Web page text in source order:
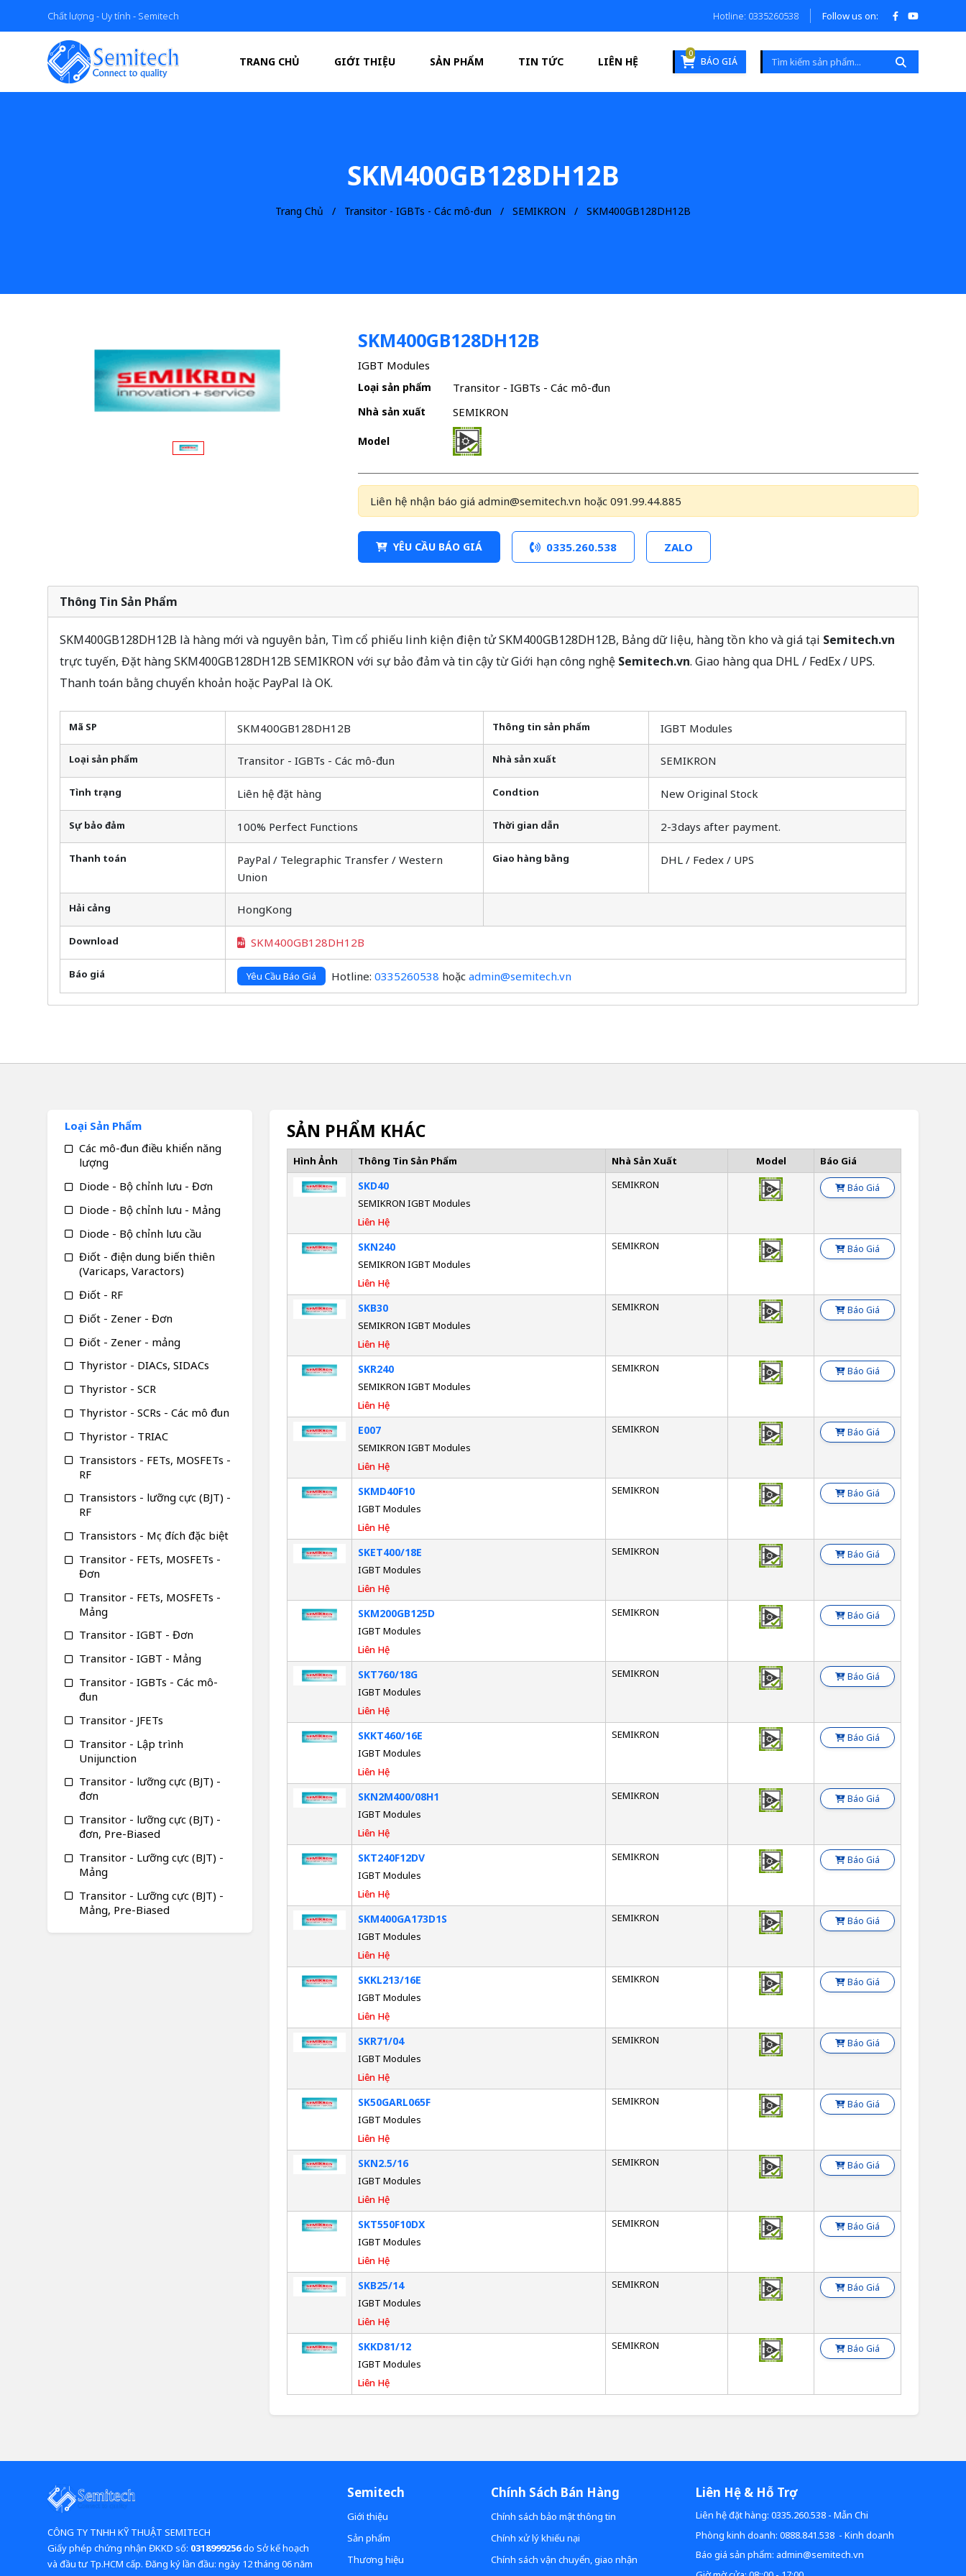
Chất lượng - Uy tính - Semitech Hotline: 0335260538 Follow us on:
TRANG CHỦ GIỚI THIỆU SẢN PHẨM TIN TỨC LIÊN HỆ
0
BÁO GIÁ
SKM400GB128DH12B
Trang Chủ Transitor - IGBTs - Các mô-đun SEMIKRON SKM400GB128DH12B
SKM400GB128DH12B
IGBT Modules
Loại sản phẩm Transitor - IGBTs - Các mô-đun
Nhà sản xuất SEMIKRON
Model
Liên hệ nhận báo giá admin@semitech.vn hoặc 091.99.44.885
YÊU CẦU BÁO GIÁ 0335.260.538 ZALO
Thông Tin Sản Phẩm
SKM400GB128DH12B là hàng mới và nguyên bản, Tìm cổ phiếu linh kiện điện tử SKM400GB128DH12B, Bảng dữ liệu, hàng tồn kho và giá tại Semitech.vn
trực tuyến, Đặt hàng SKM400GB128DH12B SEMIKRON với sự bảo đảm và tin cậy từ Giới hạn công nghệ Semitech.vn. Giao hàng qua DHL / FedEx / UPS.
Thanh toán bằng chuyển khoản hoặc PayPal là OK.
Mã SP SKM400GB128DH12B Thông tin sản phẩm IGBT Modules
Loại sản phẩm Transitor - IGBTs - Các mô-đun Nhà sản xuất SEMIKRON
Tình trạng Liên hệ đặt hàng Condtion New Original Stock
Sự bảo đảm 100% Perfect Functions Thời gian dẫn 2-3days after payment.
Thanh toán
PayPal / Telegraphic Transfer / Western
Union
Giao hàng bằng DHL / Fedex / UPS
Hải cảng HongKong
Download SKM400GB128DH12B
Báo giá Yêu Cầu Báo Giá Hotline: 0335260538 hoặc admin@semitech.vn
SẢN PHẨM KHÁC
Hình Ảnh Thông Tin Sản Phẩm Nhà Sản Xuất Model Báo Giá
SKD40
SEMIKRON IGBT Modules
Liên Hệ
SEMIKRON Báo Giá
SKN240
SEMIKRON IGBT Modules
Liên Hệ
SEMIKRON Báo Giá
SKB30
SEMIKRON IGBT Modules
Liên Hệ
SEMIKRON Báo Giá
SKR240
SEMIKRON IGBT Modules
Liên Hệ
SEMIKRON Báo Giá
E007
SEMIKRON IGBT Modules
Liên Hệ
SEMIKRON Báo Giá
SKMD40F10
IGBT Modules
Liên Hệ
SEMIKRON Báo Giá
SKET400/18E
IGBT Modules
Liên Hệ
SEMIKRON Báo Giá
SKM200GB125D
IGBT Modules
Liên Hệ
SEMIKRON Báo Giá
SKT760/18G
IGBT Modules
Liên Hệ
SEMIKRON Báo Giá
SKKT460/16E
IGBT Modules
Liên Hệ
SEMIKRON Báo Giá
SKN2M400/08H1
IGBT Modules
Liên Hệ
SEMIKRON Báo Giá
SKT240F12DV
IGBT Modules
Liên Hệ
SEMIKRON Báo Giá
SKM400GA173D1S
IGBT Modules
Liên Hệ
SEMIKRON Báo Giá
SKKL213/16E
IGBT Modules
Liên Hệ
SEMIKRON Báo Giá
SKR71/04
IGBT Modules
Liên Hệ
SEMIKRON Báo Giá
SK50GARL065F
IGBT Modules
Liên Hệ
SEMIKRON Báo Giá
SKN2.5/16
IGBT Modules
Liên Hệ
SEMIKRON Báo Giá
SKT550F10DX
IGBT Modules
Liên Hệ
SEMIKRON Báo Giá
SKB25/14
IGBT Modules
Liên Hệ
SEMIKRON Báo Giá
SKKD81/12
IGBT Modules
Liên Hệ
SEMIKRON Báo Giá
Loại Sản Phẩm
Các mô-đun điều khiển năng
lượng
Diode - Bộ chỉnh lưu - Đơn
Diode - Bộ chỉnh lưu - Mảng
Diode - Bộ chỉnh lưu cầu
Điốt - điện dung biến thiên
(Varicaps, Varactors)
Điốt - RF
Điốt - Zener - Đơn
Điốt - Zener - mảng
Thyristor - DIACs, SIDACs
Thyristor - SCR
Thyristor - SCRs - Các mô đun
Thyristor - TRIAC
Transistors - FETs, MOSFETs -
RF
Transistors - lưỡng cực (BJT) -
RF
Transistors - Mục đích đặc biệt
Transitor - FETs, MOSFETs -
Đơn
Transitor - FETs, MOSFETs -
Mảng
Transitor - IGBT - Đơn
Transitor - IGBT - Mảng
Transitor - IGBTs - Các mô-
đun
Transitor - JFETs
Transitor - Lập trình
Unijunction
Transitor - lưỡng cực (BJT) -
đơn
Transitor - lưỡng cực (BJT) -
đơn, Pre-Biased
Transitor - Lưỡng cực (BJT) -
Mảng
Transitor - Lưỡng cực (BJT) -
Mảng, Pre-Biased
CÔNG TY TNHH KỸ THUẬT SEMITECH
Giấy phép chứng nhận ĐKKD số: 0318999256do Sở kế hoạch
và đầu tư Tp.HCM cấp. Đăng ký lần đầu: ngày 12 tháng 06 năm
Semitech
Giới thiệu
Sản phẩm
Thương hiệu
Chính Sách Bán Hàng
Chính sách bảo mật thông tin
Chính xử lý khiếu nại
Chính sách vận chuyển, giao nhận
Liên Hệ & Hỗ Trợ
Liên hệ đặt hàng: 0335.260.538 - Mẫn Chi
Phòng kinh doanh: 0888.841.538 - Kinh doanh
Báo giá sản phẩm: admin@semitech.vn